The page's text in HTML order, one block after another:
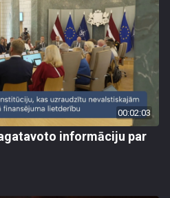
00:02:03
informāciju par